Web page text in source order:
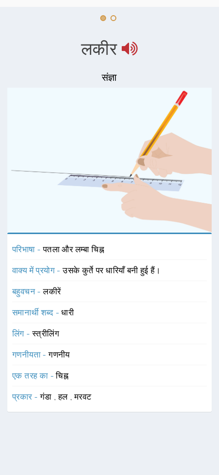
लकीर
संज्ञा
परिभाषा -पतला और लम्बा चिह्न
वाक्य में प्रयोग -उसके कुर्ते पर धारियाँ बनी हुई हैं।
बहुवचन -लकीरें
समानार्थी शब्द -धारी
लिंग -स्त्रीलिंग
गणनीयता -गणनीय
एक तरह का -चिह्न
प्रकार -गंडा ,हल ,मरवट